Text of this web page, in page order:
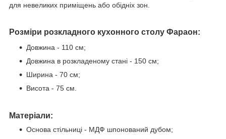
для невеликих приміщень або обідніх зон.
Розміри розкладного кухонного столу Фараон:
Довжина - 110 см;
Довжина в розкладеному стані - 150 см;
Ширина - 70 см;
Висота - 75 см.
Матеріали:
Основа стільниці - МДФ шпонований дубом;